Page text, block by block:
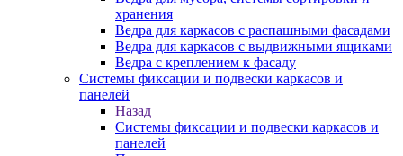
хранения
Ведра для каркасов с распашными фасадами
Ведра для каркасов с выдвижными ящиками
Ведра с креплением к фасаду
Системы фиксации и подвески каркасов и
панелей
Назад
Системы фиксации и подвески каркасов и
панелей